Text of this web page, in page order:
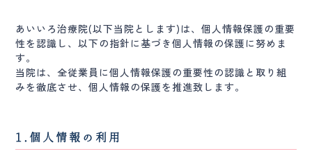
あいいろ治療院(以下当院とします)は、個人情報保護の重要
性を認識し、以下の指針に基づき個人情報の保護に努めま
す。
当院は、全従業員に個人情報保護の重要性の認識と取り組
みを徹底させ、個人情報の保護を推進致します。
1.個人情報の利用